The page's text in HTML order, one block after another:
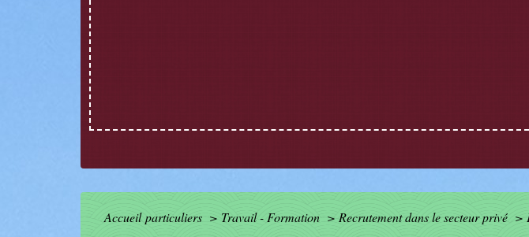
Accueil particuliers > Travail - Formation > Recrutement dans le secteur privé >